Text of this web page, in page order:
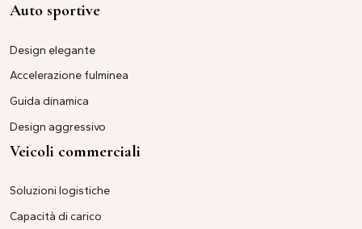
Auto sportive
Design elegante
Accelerazione fulminea
Guida dinamica
Design aggressivo
Veicoli commerciali
Soluzioni logistiche
Capacità di carico